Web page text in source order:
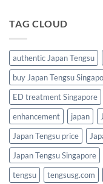
TAG CLOUD
authentic Japan Tengsu
buy Japan Tengsu
ED treatment Singapore
enhancement
japan
Japan Tengsu price
Japan Tengsu Singapore
tengsu
tengsusg.com